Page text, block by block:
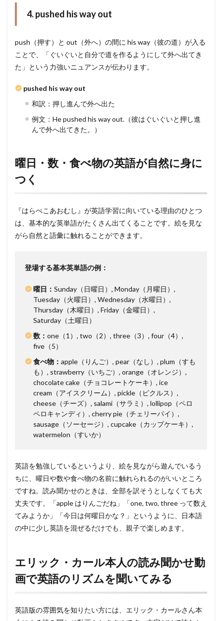
4. pushed his way out
push（押す）と out（外へ）の間に his way（彼の道）が入る
ことで、「ぐいぐいと自分で道を作るようにして外へ出てき
た」という力強いニュアンスが伝わります。
pushed his way out
和訳：押し進んで外へ出た
例文：He pushed his way out.（彼はぐいぐいと押し進
んで外へ出てきた。）
曜日・数・食べ物の英語が自然に身に
つく
『はらぺこあおむし』が英語学習に向いている理由のひとつ
は、基本的な英単語がたくさん出てくることです。絵を見な
がら自然と語彙に触れることができます。
登場する基本英単語の例：
曜日： Sunday（日曜日）, Monday（月曜日）,
Tuesday（火曜日）, Wednesday（水曜日）,
Thursday（木曜日）, Friday（金曜日）,
Saturday（土曜日）
数： one（1）, two（2）, three（3）, four（4）,
five（5）
食べ物： apple（りんご）, pear（なし）, plum（すも
も）, strawberry（いちご）, orange（オレンジ）,
chocolate cake（チョコレートケーキ）, ice
cream（アイスクリーム）, pickle（ピクルス）,
cheese（チーズ）, salami（サラミ）, lollipop（ペロ
ペロキャンディ）, cherry pie（チェリーパイ）,
sausage（ソーセージ）, cupcake（カップケーキ）,
watermelon（すいか）
英語を勉強しているというより、絵を見ながら遊んでいるう
ちに、曜日や数や食べ物の名前に触れられるのがいいところ
ですね。読み聞かせのときは、全部を訳そうとしなくても大
丈夫です。「apple はりんごだね」「one, two, three って数え
てみようか」「今日は何曜日かな？」というように、日本語
の中に少し英語を混ぜるだけでも、親子で楽しめます。
エリック・カール本人の読み聞かせ動
画で英語のリズムを聞いてみる
英語版の雰囲気を知りたい方には、エリック・カールさん本